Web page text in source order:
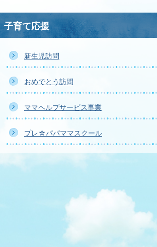
子育て応援
新生児訪問
おめでとう訪問
ママヘルプサービス事業
プレ☆パパママスクール